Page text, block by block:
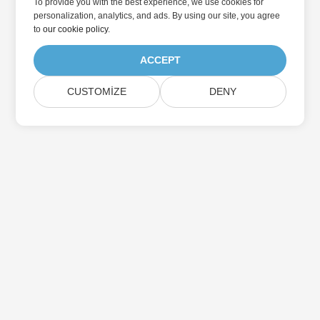
To provide you with the best experience, we use cookies for
personalization, analytics, and ads. By using our site, you agree
toour cookie policy.
ACCEPT
CUSTOMIZE DENY